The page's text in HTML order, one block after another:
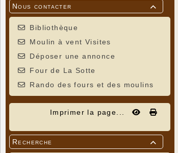

Nous contacter
Bibliothèque
Moulin à vent Visites
Déposer une annonce
Four de La Sotte
Rando des fours et des moulins
Imprimer la page...

Recherche